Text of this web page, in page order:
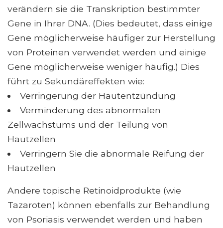
verändern sie die Transkription bestimmter
Gene in Ihrer DNA. (Dies bedeutet, dass einige
Gene möglicherweise häufiger zur Herstellung
von Proteinen verwendet werden und einige
Gene möglicherweise weniger häufig.) Dies
führt zu Sekundäreffekten wie:
Verringerung der Hautentzündung
Verminderung des abnormalen
Zellwachstums und der Teilung von
Hautzellen
Verringern Sie die abnormale Reifung der
Hautzellen
Andere topische Retinoidprodukte (wie
Tazaroten) können ebenfalls zur Behandlung
von Psoriasis verwendet werden und haben